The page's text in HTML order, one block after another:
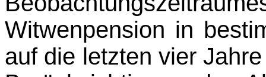
Witwenpen­sion in
auf die letzten vier